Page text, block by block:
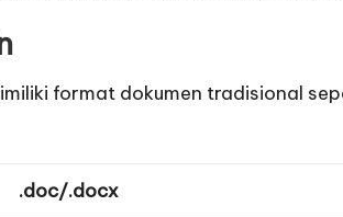
format dokumen tradisional
.doc/.docx